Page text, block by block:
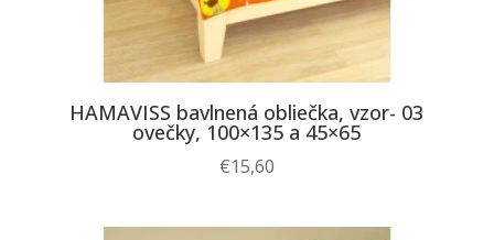
HAMAVISS bavlnená obliečka, vzor- 03
ovečky, 100×135 a 45×65
€15,60